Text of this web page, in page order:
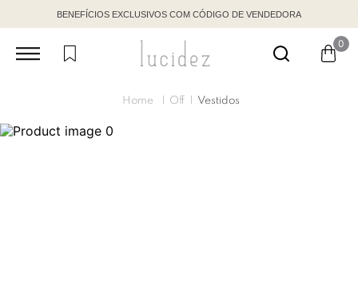
BENEFÍCIOS EXCLUSIVOS COM CÓDIGO DE VENDEDORA
0
Off Vestidos